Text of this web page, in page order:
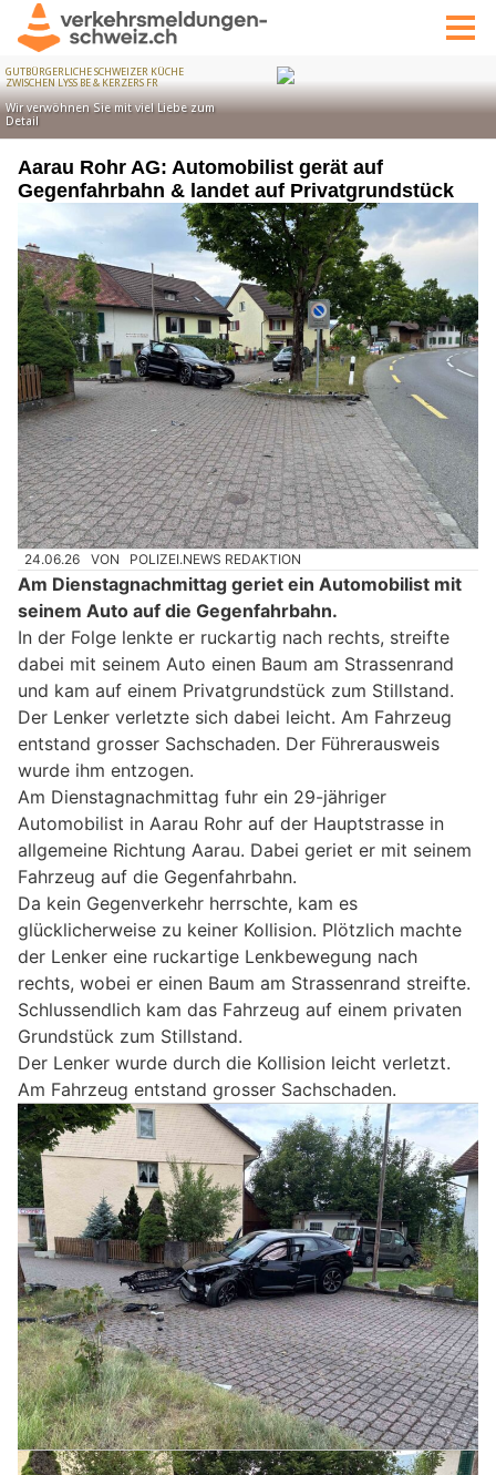
Aarau Rohr AG: Automobilist gerät auf
Gegenfahrbahn & landet auf Privatgrundstück
24.06.26 VON POLIZEI.NEWS REDAKTION
Am Dienstagnachmittag geriet ein Automobilist mit
seinem Auto auf die Gegenfahrbahn.
In der Folge lenkte er ruckartig nach rechts, streifte
dabei mit seinem Auto einen Baum am Strassenrand
und kam auf einem Privatgrundstück zum Stillstand.
Der Lenker verletzte sich dabei leicht. Am Fahrzeug
entstand grosser Sachschaden. Der Führerausweis
wurde ihm entzogen.
Am Dienstagnachmittag fuhr ein 29-jähriger
Automobilist in Aarau Rohr auf der Hauptstrasse in
allgemeine Richtung Aarau. Dabei geriet er mit seinem
Fahrzeug auf die Gegenfahrbahn.
Da kein Gegenverkehr herrschte, kam es
glücklicherweise zu keiner Kollision. Plötzlich machte
der Lenker eine ruckartige Lenkbewegung nach
rechts, wobei er einen Baum am Strassenrand streifte.
Schlussendlich kam das Fahrzeug auf einem privaten
Grundstück zum Stillstand.
Der Lenker wurde durch die Kollision leicht verletzt.
Am Fahrzeug entstand grosser Sachschaden.